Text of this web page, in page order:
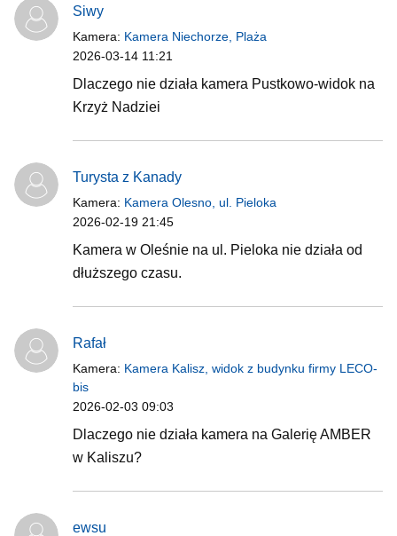
Siwy
Kamera: Kamera Niechorze, Plaża
2026-03-14 11:21
Dlaczego nie działa kamera Pustkowo-widok na
Krzyż Nadziei
Turysta z Kanady
Kamera: Kamera Olesno, ul. Pieloka
2026-02-19 21:45
Kamera w Oleśnie na ul. Pieloka nie działa od
dłuższego czasu.
Rafał
Kamera: Kamera Kalisz, widok z budynku firmy LECO-
bis
2026-02-03 09:03
Dlaczego nie działa kamera na Galerię AMBER
w Kaliszu?
ewsu